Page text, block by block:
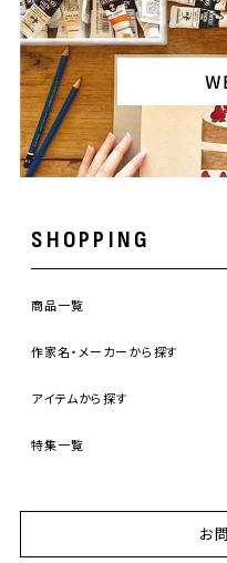
SHOPPING
商品一覧
作家名・メーカーから探す
アイテムから探す
特集一覧
お